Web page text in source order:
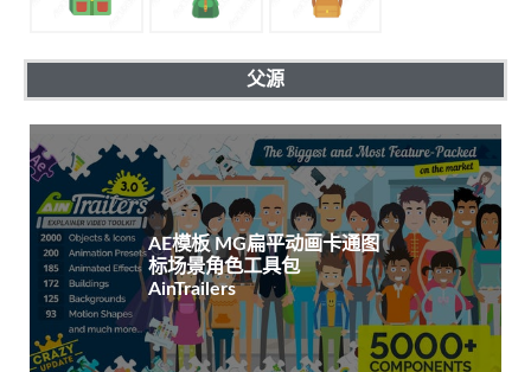
父源
AE模板 MG扁平动画卡通图
标场景角色工具包
AinTrailers